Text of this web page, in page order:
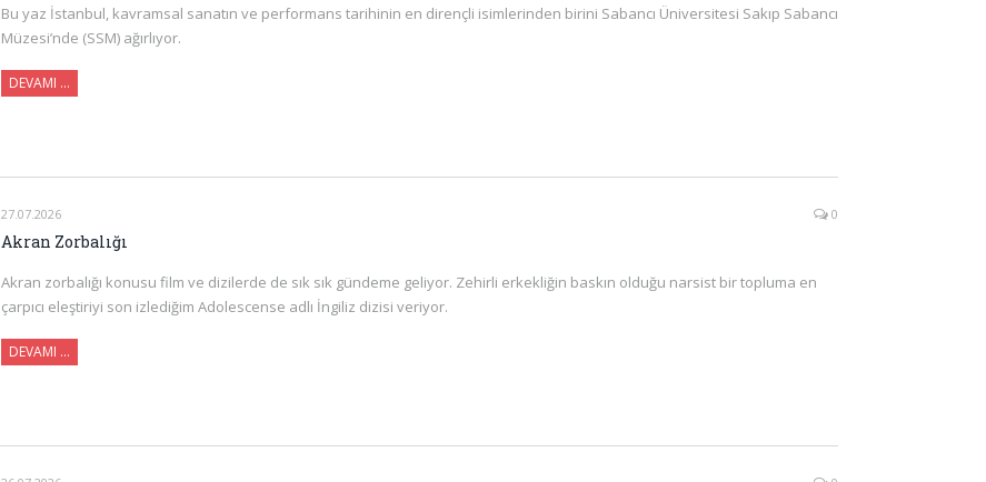
Bu yaz İstanbul, kavramsal sanatın ve performans tarihinin en dirençli isimlerinden birini Sabancı Üniversitesi Sakıp Sabancı
Müzesi’nde (SSM) ağırlıyor.
DEVAMI ...
27.07.2026 0
Akran Zorbalığı
Akran zorbalığı konusu film ve dizilerde de sık sık gündeme geliyor. Zehirli erkekliğin baskın olduğu narsist bir topluma en
çarpıcı eleştiriyi son izlediğim Adolescense adlı İngiliz dizisi veriyor.
DEVAMI ...